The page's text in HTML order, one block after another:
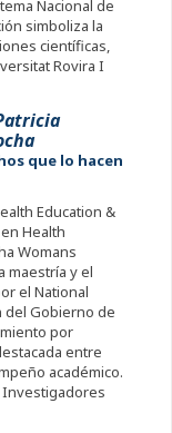
Nacional de
simboliza la
científicas,
Rovira I
que lo hacen
Education &
Health
Womans
maestría y el
el National
Gobierno de
por
entre
académico.
Investigadores